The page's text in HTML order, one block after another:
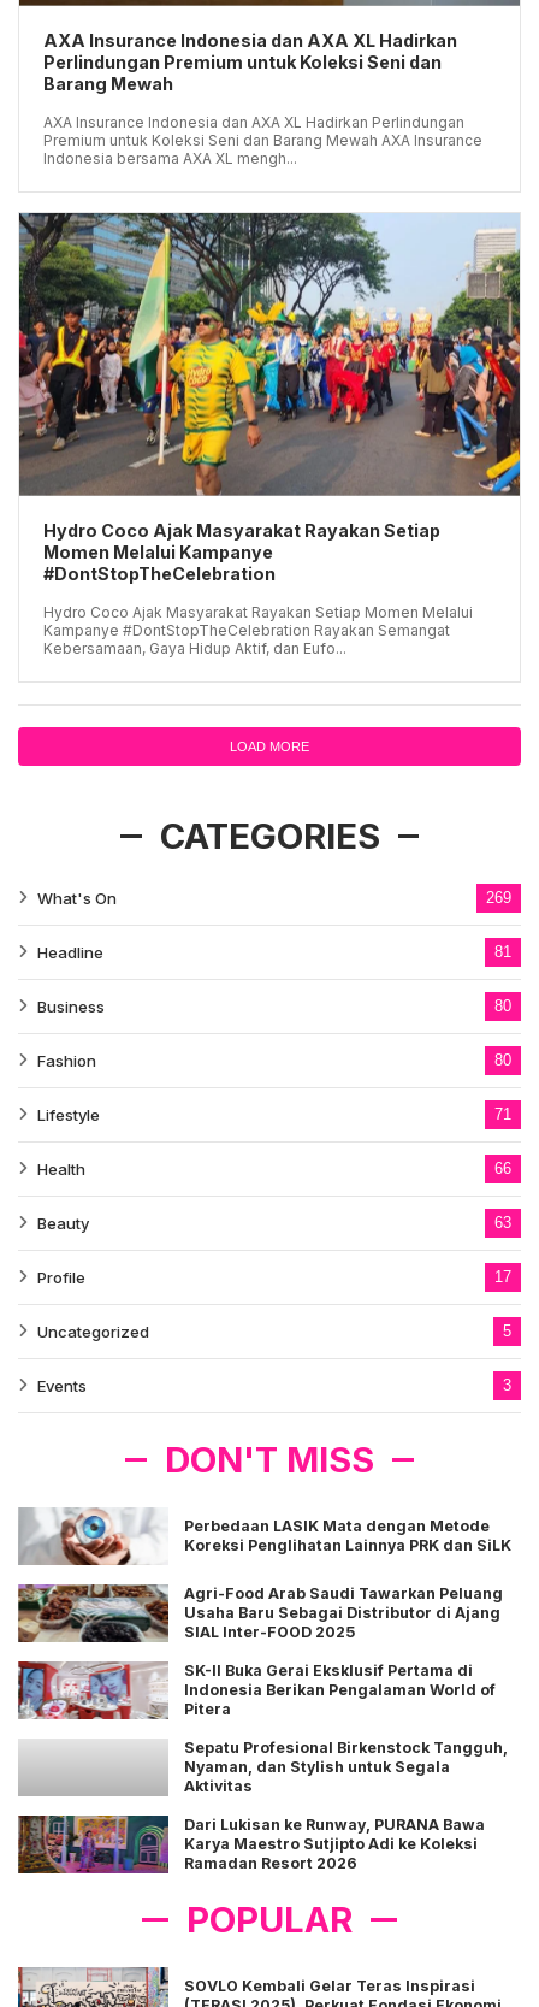
AXA Insurance Indonesia dan AXA XL Hadirkan
Perlindungan Premium untuk Koleksi Seni dan
Barang Mewah
AXA Insurance Indonesia dan AXA XL Hadirkan Perlindungan
Premium untuk Koleksi Seni dan Barang Mewah AXA Insurance
Indonesia bersama AXA XL mengh...
Hydro Coco Ajak Masyarakat Rayakan Setiap
Momen Melalui Kampanye
#DontStopTheCelebration
Hydro Coco Ajak Masyarakat Rayakan Setiap Momen Melalui
Kampanye #DontStopTheCelebration Rayakan Semangat
Kebersamaan, Gaya Hidup Aktif, dan Eufo...
LOAD MORE
CATEGORIES
What's On 269
Headline 81
Business 80
Fashion 80
Lifestyle 71
Health 66
Beauty 63
Profile 17
Uncategorized 5
Events 3
DON'T MISS
Perbedaan LASIK Mata dengan Metode
Koreksi Penglihatan Lainnya PRK dan SiLK
Agri-Food Arab Saudi Tawarkan Peluang
Usaha Baru Sebagai Distributor di Ajang
SIAL Inter-FOOD 2025
SK-II Buka Gerai Eksklusif Pertama di
Indonesia Berikan Pengalaman World of
Pitera
Sepatu Profesional Birkenstock Tangguh,
Nyaman, dan Stylish untuk Segala
Aktivitas
Dari Lukisan ke Runway, PURANA Bawa
Karya Maestro Sutjipto Adi ke Koleksi
Ramadan Resort 2026
POPULAR
SOVLO Kembali Gelar Teras Inspirasi